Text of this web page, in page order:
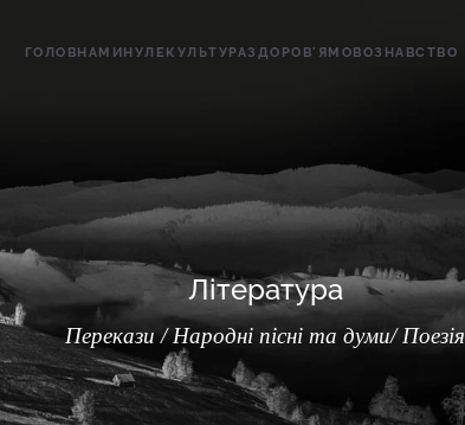
ГОЛОВНАМИНУЛЕ КУЛЬТУРАЗДОРОВ'ЯМОВОЗНАВСТВО
Література
Перекази / Народні пісні та думи/ Поезія